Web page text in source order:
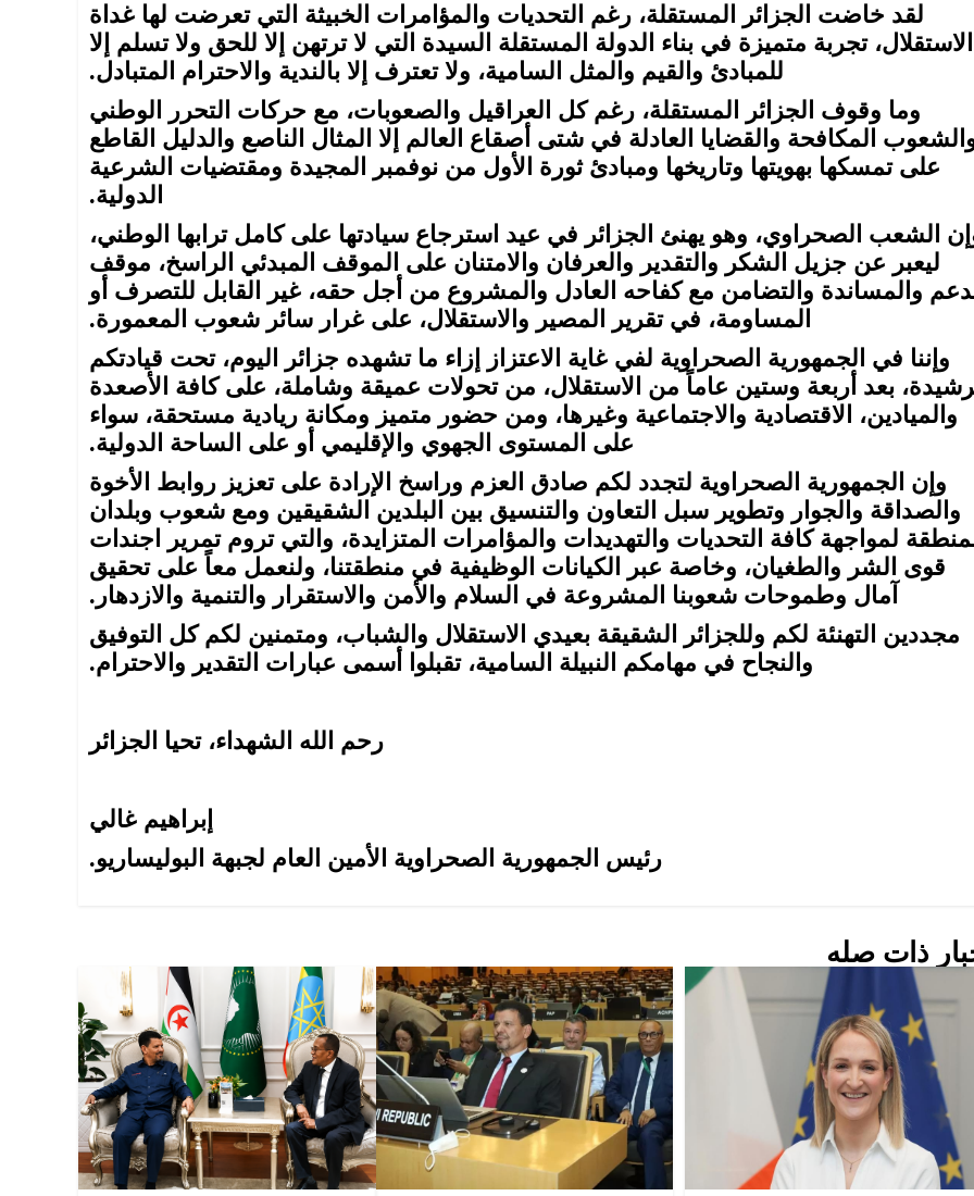
لقد خاضت الجزائر المستقلة، رغم التحديات والمؤامرات الخبيثة التي تعرضت لها غداة
الاستقلال، تجربة متميزة في بناء الدولة المستقلة السيدة التي لا ترتهن إلا للحق ولا تسلم إلا
للمبادئ والقيم والمثل السامية، ولا تعترف إلا بالندية والاحترام المتبادل.
وما وقوف الجزائر المستقلة، رغم كل العراقيل والصعوبات، مع حركات التحرر الوطني
المكافحة والقضايا العادلة في شتى أصقاع العالم إلا المثال الناصع والدليل القاطع
على تمسكها بهويتها وتاريخها ومبادئ ثورة الأول من نوفمبر المجيدة ومقتضيات الشرعية
الدولية.
الشعب الصحراوي، وهو يهنئ الجزائر في عيد استرجاع سيادتها على كامل ترابها الوطني،
ليعبر عن جزيل الشكر والتقدير والعرفان والامتنان على الموقف المبدئي الراسخ، موقف
والمساندة والتضامن مع كفاحه العادل والمشروع من أجل حقه، غير القابل للتصرف أو
المساومة، في تقرير المصير والاستقلال، على غرار سائر شعوب المعمورة.
وإننا في الجمهورية الصحراوية لفي غاية الاعتزاز إزاء ما تشهده جزائر اليوم، تحت قيادتكم
بعد أربعة وستين عاماً من الاستقلال، من تحولات عميقة وشاملة، على كافة الأصعدة
والميادين، الاقتصادية والاجتماعية وغيرها، ومن حضور متميز ومكانة ريادية مستحقة، سواء
على المستوى الجهوي والإقليمي أو على الساحة الدولية.
وإن الجمهورية الصحراوية لتجدد لكم صادق العزم وراسخ الإرادة على تعزيز روابط الأخوة
والصداقة والجوار وتطوير سبل التعاون والتنسيق بين البلدين الشقيقين ومع شعوب وبلدان
لمواجهة كافة التحديات والتهديدات والمؤامرات المتزايدة، والتي تروم تمرير اجندات
قوى الشر والطغيان، وخاصة عبر الكيانات الوظيفية في منطقتنا، ولنعمل معاً على تحقيق
آمال وطموحات شعوبنا المشروعة في السلام والأمن والاستقرار والتنمية والازدهار.
مجددين التهنئة لكم وللجزائر الشقيقة بعيدي الاستقلال والشباب، ومتمنين لكم كل التوفيق
والنجاح في مهامكم النبيلة السامية، تقبلوا أسمى عبارات التقدير والاحترام.
رحم الله الشهداء، تحيا الجزائر
إبراهيم غالي
رئيس الجمهورية الصحراوية الأمين العام لجبهة البوليساريو.
ذات صله